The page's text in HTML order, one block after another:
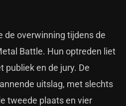
de overwinning tijdens de
Battle. Hun optreden liet
publiek en de jury. De
uitslag, met slechts
tweede plaats en vier